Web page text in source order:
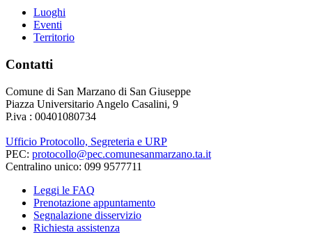
Luoghi
Eventi
Territorio
Contatti
Comune di San Marzano di San Giuseppe
Piazza Universitario Angelo Casalini, 9
P.iva : 00401080734
Ufficio Protocollo, Segreteria e URP
PEC: protocollo@pec.comunesanmarzano.ta.it
Centralino unico: 099 9577711
Leggi le FAQ
Prenotazione appuntamento
Segnalazione disservizio
Richiesta assistenza